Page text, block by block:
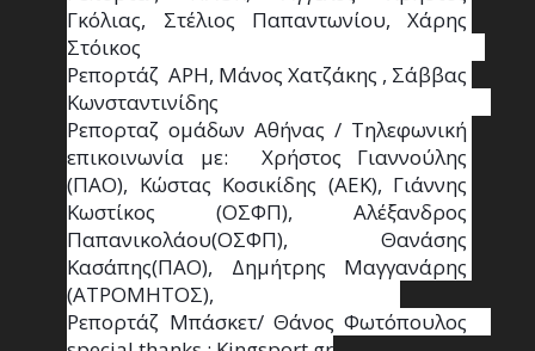
Γκόλιας, Στέλιος Παπαντωνίου, Χάρης
Στόικος
Ρεπορτάζ  ΑΡΗ, Μάνος Χατζάκης , Σάββας
Κωνσταντινίδης
Ρεπορταζ ομάδων Αθήνας / Τηλεφωνική
επικοινωνία με:  Χρήστος Γιαννούλης
(ΠΑΟ), Κώστας Κοσικίδης (ΑΕΚ), Γιάννης
Κωστίκος (ΟΣΦΠ), Αλέξανδρος
Παπανικολάου(ΟΣΦΠ), Θανάσης
Κασάπης(ΠΑΟ), Δημήτρης Μαγγανάρης
(ΑΤΡΟΜΗΤΟΣ),
Ρεπορτάζ Μπάσκετ/ Θάνος Φωτόπουλος